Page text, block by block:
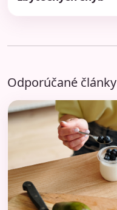
Odporúčané články